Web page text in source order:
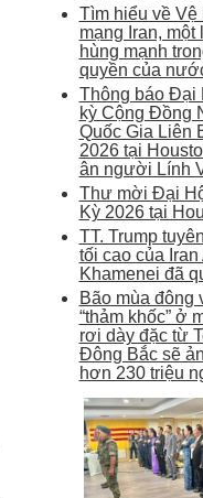
Tìm hiểu về Vệ
mạng Iran,
hùng mạnh
quyền của
Thông báo Đại
kỳ Cộng Đồng
Quốc Gia Liên
2026 tại
ân người Lính
Thư mời Đại
Kỳ 2026 tại
TT. Trump
tối cao của
Khamenei đã
Bão mùa đông
“thảm khốc” ở
rơi dày đặc từ
Đông Bắc sẽ
hơn 230 triệu